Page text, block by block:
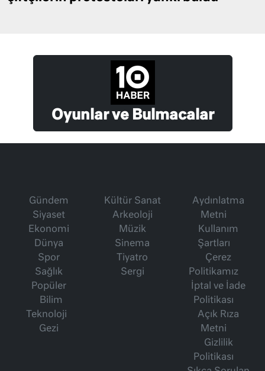
Oyunlar ve Bulmacalar
Gündem
Siyaset
Ekonomi
Dünya
Spor
Sağlık
Popüler
Bilim
Teknoloji
Gezi
Kültür Sanat
Arkeoloji
Müzik
Sinema
Tiyatro
Sergi
Aydınlatma
Metni
Kullanım
Şartları
Çerez
Politikamız
İptal ve İade
Politikası
Açık Rıza
Metni
Gizlilik
Politikası